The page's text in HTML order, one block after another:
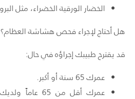
الخضار الورقية الخضراء، مثل
هل أحتاج لإجراء فحص هشاشة العظام؟
قد يقترح طبيبك إجراؤه في حال:
عمرك 65 سنة أو أكبر.
عمرك أقل من